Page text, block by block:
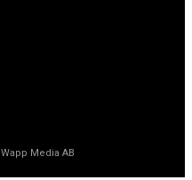
Wapp Media AB